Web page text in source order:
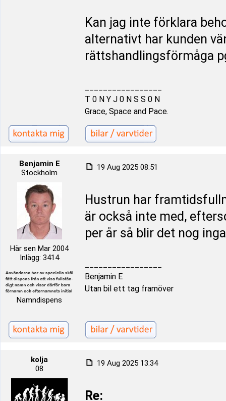
Kan jag inte förklara
alternativt har kunden
rättshandlingsförmåga
T 0 N Y J 0 N S S 0 N
Grace, Space and Pace.
Benjamin E
Stockholm
Här sen Mar 2004
Inlägg: 3414
Namndispens
19 Aug 2025 08:51
Hustrun har
är också inte med,
per år så blir det nog
Benjamin E
Utan bil ett tag framöver
kolja
08
19 Aug 2025 13:34
Re: